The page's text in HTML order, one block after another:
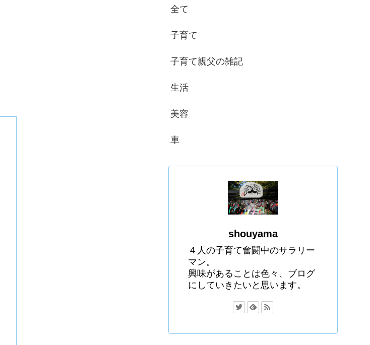
全て
子育て
子育て親父の雑記
生活
美容
車
shouyama
４人の子育て奮闘中のサラリー
マン。
興味があることは色々、ブログ
にしていきたいと思います。